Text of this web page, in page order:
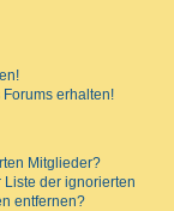
erhalten!
Mitglieder?
der ignorierten
entfernen?